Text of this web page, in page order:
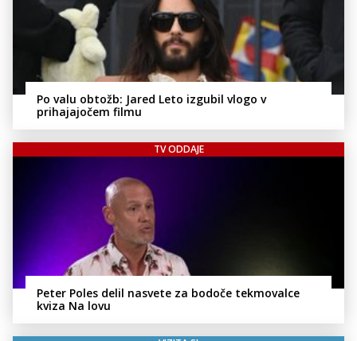
Po valu obtožb: Jared Leto izgubil vlogo v
prihajajočem filmu
TV ODDAJE
Peter Poles delil nasvete za bodoče tekmovalce
kviza Na lovu